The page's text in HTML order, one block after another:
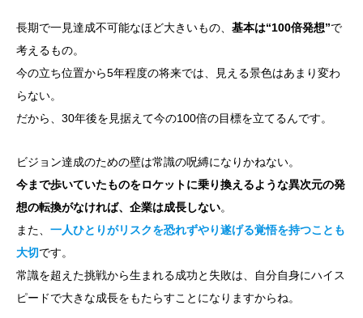
長期で一見達成不可能なほど大きいもの、 基本は“100倍発想”で
考えるもの。
今の立ち位置から5年程度の将来では、見える景色はあまり変わ
らない。
だから、30年後を見据えて今の100倍の目標を立てるんです。
ビジョン達成のための壁は常識の呪縛になりかねない。
今まで歩いていたものをロケットに乗り換えるような異次元の発
想の転換がなければ、企業は成長しない。
また、 一人ひとりがリスクを恐れずやり遂げる覚悟を持つことも
大切です。
常識を超えた挑戦から生まれる成功と失敗は、自分自身にハイス
ピードで大きな成長をもたらすことになりますからね。